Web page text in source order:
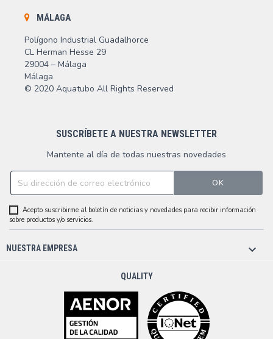
MÁLAGA
Polígono Industrial Guadalhorce
CL Herman Hesse 29
29004 – Málaga
Málaga
© 2020 Aquatubo All Rights Reserved
SUSCRÍBETE A NUESTRA NEWSLETTER
Mantente al día de todas nuestras novedades
Acepto suscribirme al boletín de noticias y novedades para recibir información
sobre productos y/o servicios.
NUESTRA EMPRESA 
QUALITY